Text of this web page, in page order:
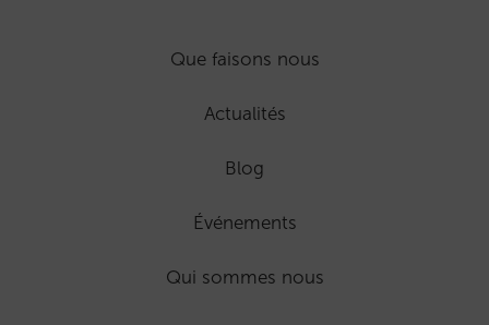
Que faisons nous
Actualités
Blog
Événements
Qui sommes nous